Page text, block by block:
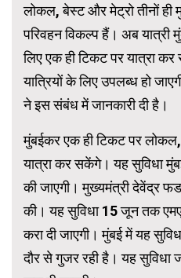
लोकल, बेस्ट और मेट्रो तीनों ही
परिवहन विकल्प हैं। अब यात्री
लिए एक ही टिकट पर यात्रा
यात्रियों के लिए उपलब्ध हो
ने इस संबंध में जानकारी दी है।
मुंबईकर एक ही टिकट पर
यात्रा कर सकेंगे। यह सुविधा
की जाएगी। मुख्यमंत्री देवेंद्र
की। यह सुविधा 15 जून तक
करा दी जाएगी। मुंबई में यह
दौर से गुजर रही है। यह सुविधा